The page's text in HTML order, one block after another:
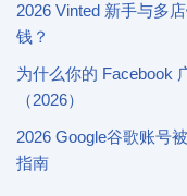
2026 Vinted 新手与多
钱？
为什么你的 Facebook
（2026）
2026 Google谷歌账号
指南